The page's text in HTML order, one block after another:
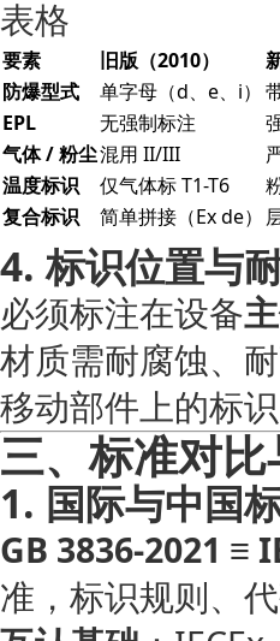
表格
要素 旧版（2010）
防爆型式
单字母（d、e、i）
EPL
无强制标注
气体 / 粉尘混用 II/III
温度标识
仅气体标 T1-T6
复合标识
简单拼接（Ex de）
4. 标识位置与
必须标注在设备
材质需耐腐蚀、
移动部件上的标
三、标准对
1. 国际与中国
GB 3836-2021 ≡
准，标识规则、